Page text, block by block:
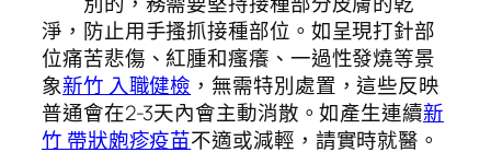
淨，防止用手搔抓接種部位。如呈現打針部
位痛苦悲傷、紅腫和瘙癢、一過性發燒等景
象新竹 入職健檢 ，無需特別處置，這些反映
普通會在2-3天內會主動消散。如產生連續新
竹 帶狀皰疹疫苗不適或減輕，請實時就醫。